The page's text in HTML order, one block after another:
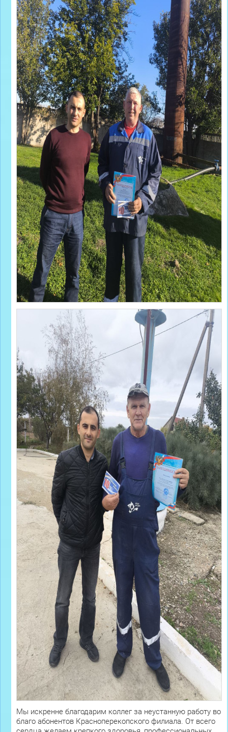
Мы искренне благодарим коллег за неустанную работу во
благо абонентов Красноперекопского филиала. От всего